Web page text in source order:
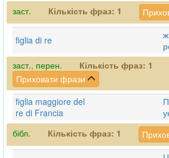
заст.
Кількість фраз: 1
figlia di re
заст., перен. Кількість фраз: 1
Приховати фрази
figlia maggiore del
re di Francia
бібл.
Кількість фраз: 1